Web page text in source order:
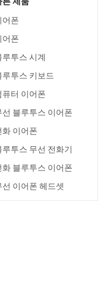
어폰
어폰
루투스 시계
루투스 키보드
퓨터 이어폰
선 블루투스 이어폰
화 이어폰
루투스 무선 전화기
화 블루투스 이어폰
선 이어폰 헤드셋